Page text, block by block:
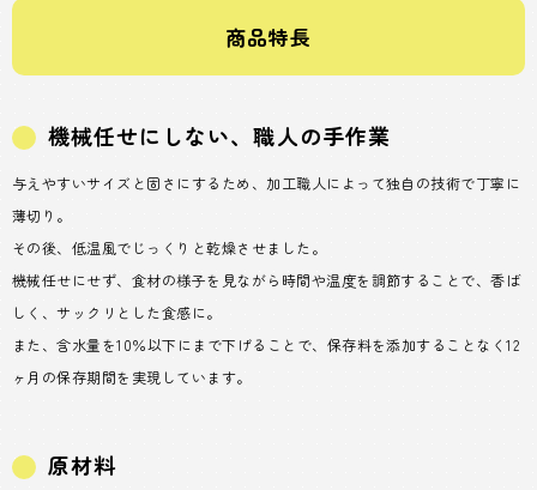
商品特長
機械任せにしない、職人の手作業
与えやすいサイズと固さにするため、加工職人によって独自の技術で丁寧に
薄切り。
その後、低温風でじっくりと乾燥させました。
機械任せにせず、食材の様子を見ながら時間や温度を調節することで、香ば
しく、サックリとした食感に。
また、含水量を10％以下にまで下げることで、保存料を添加することなく12
ヶ月の保存期間を実現しています。
原材料